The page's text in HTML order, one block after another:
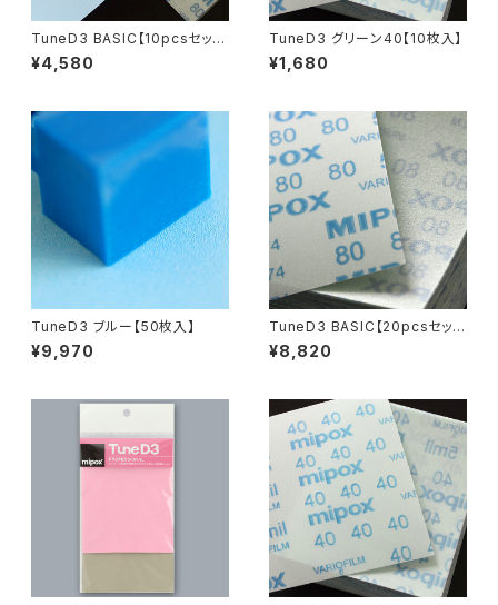
TuneD3 BASIC【10pcsセット
／計30枚入】
¥4,580
TuneD3 グリーン40【10枚入】
¥1,680
TuneD3 ブルー【50枚入】
¥9,970
TuneD3 BASIC【20pcsセット
／計60枚入】
¥8,820